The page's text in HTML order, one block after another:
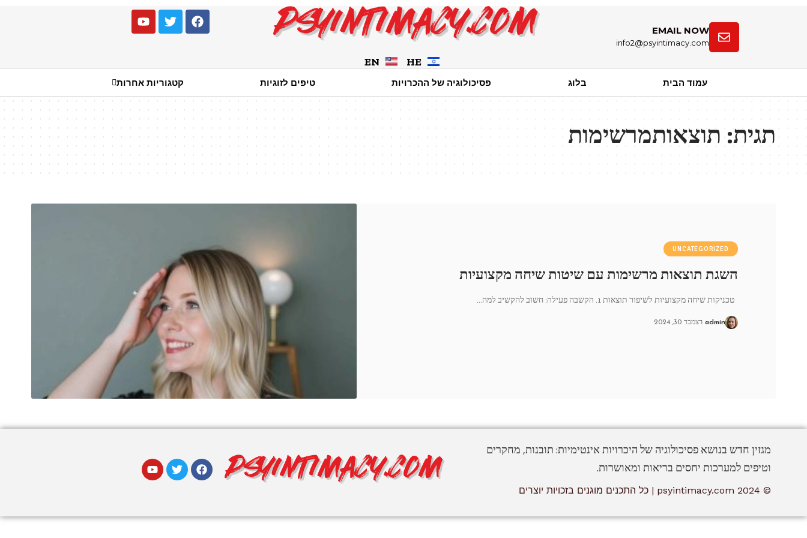
EMAIL NOW
info2@psyintimacy.com
HE
EN
עמוד הבית בלוג פסיכולוגיה של ההכרויות טיפים לזוגיות קטגוריות אחרות
תגית:תוצאותמרשימות
UNCATEGORIZED
השגת תוצאות מרשימות עם שיטות שיחה מקצועיות
טכניקות שיחה מקצועיות לשיפור תוצאות 1. הקשבה פעילה: חשוב להקשיב למה …
admin דצמבר 30, 2024
מגזין חדש בנושא פסיכולוגיה של היכרויות אינטימיות: תובנות, מחקרים
וטיפים למערכות יחסים בריאות ומאושרות.
© 2024 psyintimacy.com | כל התכנים מוגנים בזכויות יוצרים